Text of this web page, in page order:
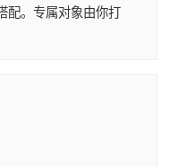
配。专属对象由你打